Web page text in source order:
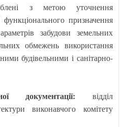
з метою уточнення
призначення
забудови земельних
обмежень використання
будівельними і санітарно-
документації: відділ
виконавчого комітету